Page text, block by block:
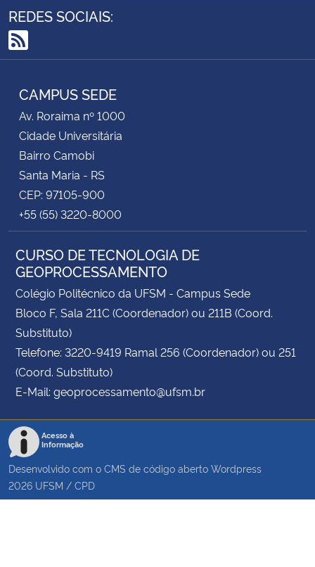
REDES SOCIAIS:
RSS
CAMPUS SEDE
Av. Roraima nº 1000
Cidade Universitária
Bairro Camobi
Santa Maria - RS
CEP: 97105-900
+55 (55) 3220-8000
CURSO DE TECNOLOGIA DE
GEOPROCESSAMENTO
Colégio Politécnico da UFSM - Campus Sede
Bloco F, Sala 211C (Coordenador) ou 211B (Coord.
Substituto)
Telefone: 3220-9419 Ramal 256 (Coordenador) ou 251
(Coord. Substituto)
E-Mail: geoprocessamento@ufsm.br
Acesso à
Informação
Desenvolvido com o CMS de código aberto Wordpress
2026 UFSM / CPD